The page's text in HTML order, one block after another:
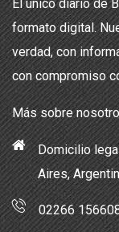
El único diario de
formato digital.
verdad, con
con compromiso
Más sobre
Domicilio
Aires,
02266